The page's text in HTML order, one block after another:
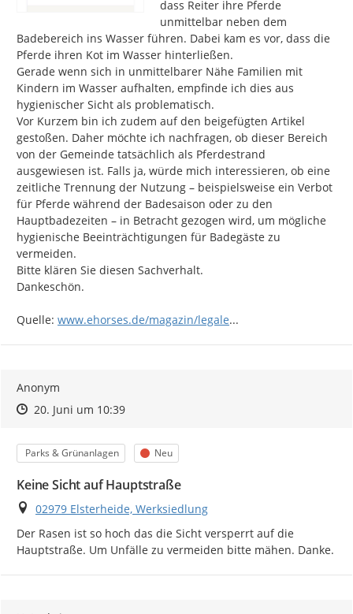
dass Reiter ihre Pferde
unmittelbar neben dem
Badebereich ins Wasser führen. Dabei kam es vor, dass die
Pferde ihren Kot im Wasser hinterließen.
Gerade wenn sich in unmittelbarer Nähe Familien mit
Kindern im Wasser aufhalten, empfinde ich dies aus
hygienischer Sicht als problematisch.
Vor Kurzem bin ich zudem auf den beigefügten Artikel
gestoßen. Daher möchte ich nachfragen, ob dieser Bereich
von der Gemeinde tatsächlich als Pferdestrand
ausgewiesen ist. Falls ja, würde mich interessieren, ob eine
zeitliche Trennung der Nutzung – beispielsweise ein Verbot
für Pferde während der Badesaison oder zu den
Hauptbadezeiten – in Betracht gezogen wird, um mögliche
hygienische Beeinträchtigungen für Badegäste zu
vermeiden.
Bitte klären Sie diesen Sachverhalt.
Dankeschön.
Quelle: https://
www.ehorses.de/magazin/legale-badeseen-fuer-pferde/
...
Anonym
Zeitpunkt des Erstellens
Zeitpunkt des Erstellens
20. Juni um 10:39Zur Äußerung
Kategorie
Parks & Grünanlagen Status
Neu
Keine Sicht auf Hauptstraße
Ort
02979 Elsterheide, Werksiedlung
Der Rasen ist so hoch das die Sicht versperrt auf die
Hauptstraße. Um Unfälle zu vermeiden bitte mähen. Danke.